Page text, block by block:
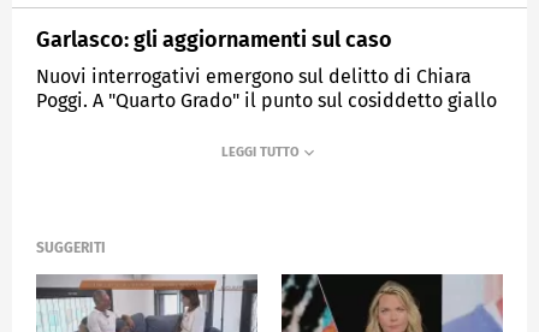
Garlasco: gli aggiornamenti sul caso
Nuovi interrogativi emergono sul delitto di Chiara
Poggi. A "Quarto Grado" il punto sul cosiddetto giallo
indagini e del dibattito processuale.
SUGGERITI